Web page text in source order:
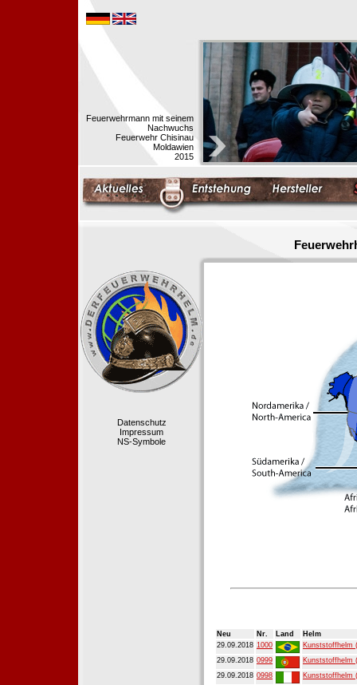
Feuerwehrmann mit seinem
Nachwuchs
Feuerwehr Chisinau
Moldawien
2015
Datenschutz
Impressum
NS-Symbole
Neu Nr. Land
Helm
29.09.2018 1000
Kunststoffhelm
29.09.2018 0999
Kunststoffhelm
29.09.2018 0998
Kunststoffhelm